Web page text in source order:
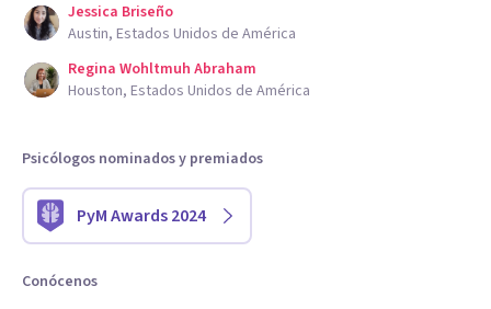
Jessica Briseño
Austin, Estados Unidos de América
Regina Wohltmuh Abraham
Houston, Estados Unidos de América
Psicólogos nominados y premiados
PyM Awards 2024
Conócenos